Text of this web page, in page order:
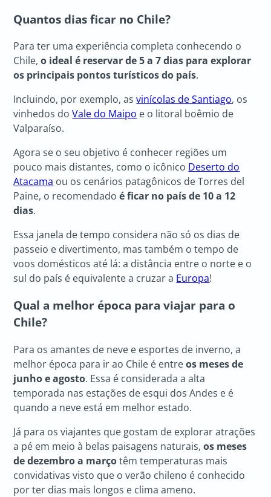
Quantos dias ficar no Chile?
Para ter uma experiência completa conhecendo o
Chile,o ideal é reservar de 5 a 7 dias para explorar
os principais pontos turísticos do país.
Incluindo, por exemplo, asvinícolas de Santiago, os
vinhedos doVale do Maipo e o litoral boêmio de
Valparaíso.
Agora se o seu objetivo é conhecer regiões um
pouco mais distantes, como o icônico Deserto do
Atacama ou os cenários patagônicos de Torres del
Paine, o recomendadoé ficar no país de 10 a 12
dias.
Essa janela de tempo considera não só os dias de
passeio e divertimento, mas também o tempo de
voos domésticos até lá: a distância entre o norte e o
sul do país é equivalente a cruzar a Europa!
Qual a melhor época para viajar para o
Chile?
Para os amantes de neve e esportes de inverno, a
melhor época para ir ao Chile é entreos meses de
junho e agosto. Essa é considerada a alta
temporada nas estações de esqui dos Andes e é
quando a neve está em melhor estado.
Já para os viajantes que gostam de explorar atrações
a pé em meio à belas paisagens naturais,os meses
de dezembro a marçotêm temperaturas mais
convidativas visto que o verão chileno é conhecido
por ter dias mais longos e clima ameno.